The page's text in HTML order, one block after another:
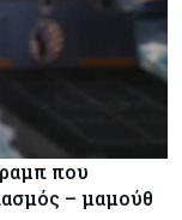
που
– μαμούθ